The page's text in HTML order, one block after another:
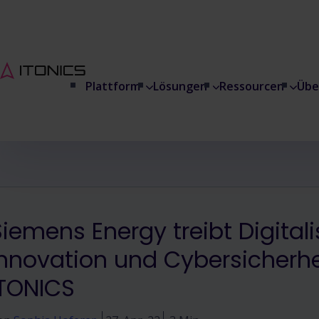
Plattform Lösungen Ressourcen
Energy treibt
und